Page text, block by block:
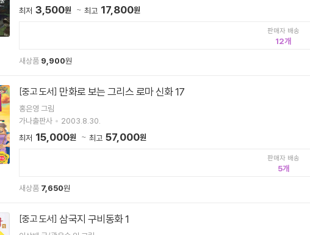
최저 3,500원 최고 17,800원
판매자 배송
12
새상품 9,900원
[중고 도서] 만화로 보는 그리스 로마 신화 17
홍은영 그림
가나출판사
2003.8.30.
최저 15,000원 최고 57,000원
판매자 배송
5
새상품 7,650원
[중고 도서] 삼국지 구비동화 1